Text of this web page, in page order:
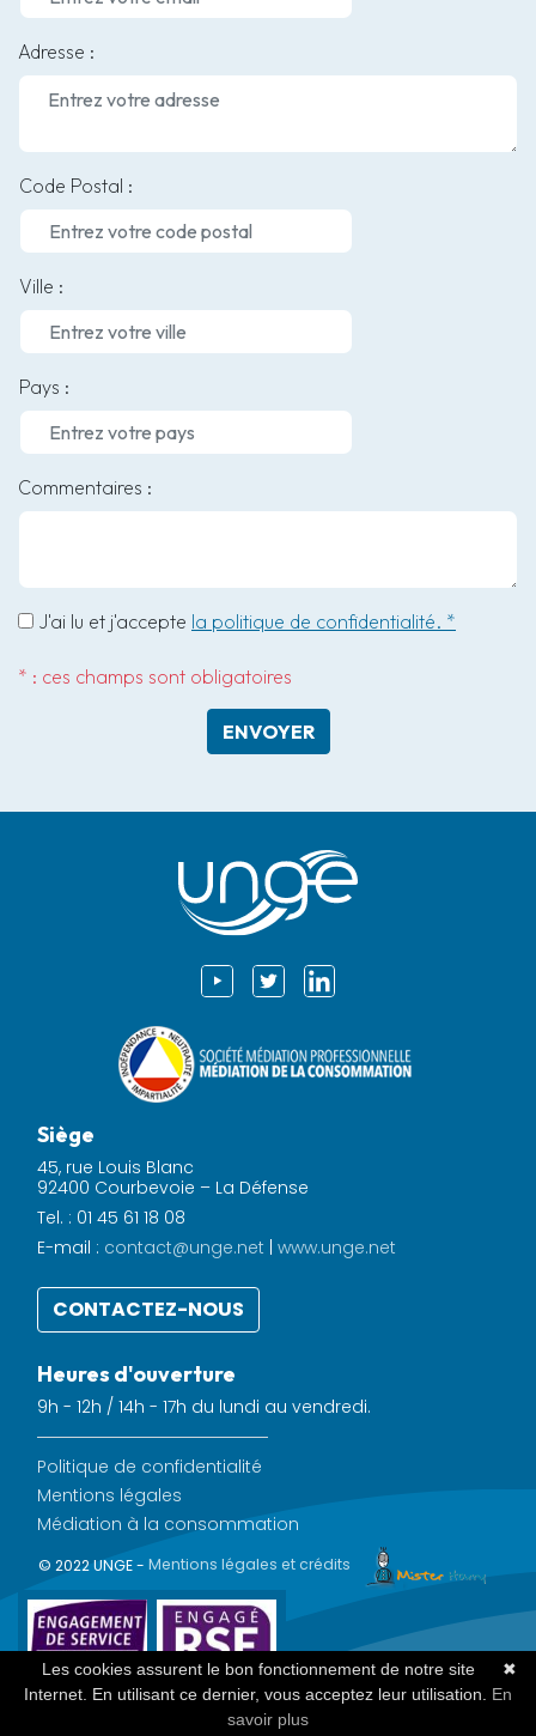
Adresse :
Code Postal :
Ville :
Pays :
Commentaires :
J'ai lu et j'accepte la politique de confidentialité. *
* : ces champs sont obligatoires
ENVOYER
Siège
45, rue Louis Blanc
92400 Courbevoie – La Défense
Tel. : 01 45 61 18 08
E-mail : contact@unge.net | www.unge.net
CONTACTEZ-NOUS
Heures d'ouverture
9h - 12h / 14h - 17h du lundi au vendredi.
Politique de confidentialité
Mentions légales
Médiation à la consommation
© 2022 UNGE - Mentions légales et crédits
✖
Les cookies assurent le bon fonctionnement de notre site
Internet. En utilisant ce dernier, vous acceptez leur utilisation. En
savoir plus